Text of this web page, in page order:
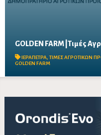
GOLDEN FARM |Τιμές
ΙΕΡΑΠΕΤΡΑ,ΤΙΜΕΣ ΑΓΡΟΤΙΚΩΝ
GOLDEN FARM